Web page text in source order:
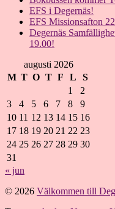
EFS i Degernäs!
EFS Missionsafton
Degernäs
19.00!
augusti 2026
M T O T F L
S
1
2
3
4 5 6 7 8
9
10 11 12 13 14 15 16
17 18 19 20 21 22 23
24 25 26 27 28 29 30
31
« jun
© 2026 Välkommen till